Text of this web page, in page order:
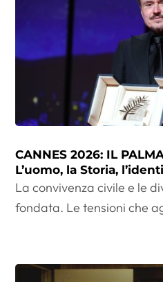
CANNES 2026: IL
L’uomo, la Storia,
La convivenza civile e le
fondata. Le tensioni che